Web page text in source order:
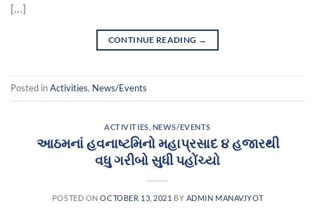
[…]
CONTINUE READING →
Posted inActivities, News/Events
ACTIVITIES NEWS/EVENTS
આઠમનાં હવનાષ્ટમિનો મહાપ્રસાદ ૪ હજારથી
વધુ ગરીબો સુધી પહોંચ્યો
POSTED ONOCTOBER 13, 2021 BY ADMIN MANAVJYOT